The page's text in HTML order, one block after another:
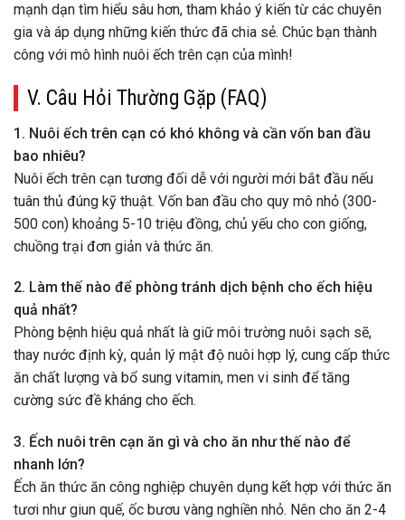
mạnh dạn tìm hiểu sâu hơn, tham khảo ý kiến từ các chuyên
gia và áp dụng những kiến thức đã chia sẻ. Chúc bạn thành
công với mô hình nuôi ếch trên cạn của mình!
V. Câu Hỏi Thường Gặp (FAQ)
1. Nuôi ếch trên cạn có khó không và cần vốn ban đầu
bao nhiêu?
Nuôi ếch trên cạn tương đối dễ với người mới bắt đầu nếu
tuân thủ đúng kỹ thuật. Vốn ban đầu cho quy mô nhỏ (300-
500 con) khoảng 5-10 triệu đồng, chủ yếu cho con giống,
chuồng trại đơn giản và thức ăn.
2. Làm thế nào để phòng tránh dịch bệnh cho ếch hiệu
quả nhất?
Phòng bệnh hiệu quả nhất là giữ môi trường nuôi sạch sẽ,
thay nước định kỳ, quản lý mật độ nuôi hợp lý, cung cấp thức
ăn chất lượng và bổ sung vitamin, men vi sinh để tăng
cường sức đề kháng cho ếch.
3. Ếch nuôi trên cạn ăn gì và cho ăn như thế nào để
nhanh lớn?
Ếch ăn thức ăn công nghiệp chuyên dụng kết hợp với thức ăn
tươi như giun quế, ốc bươu vàng nghiền nhỏ. Nên cho ăn 2-4